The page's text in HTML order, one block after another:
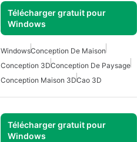
Télécharger gratuit pour
Windows
WindowsConception De Maison
Conception 3DConception De Paysage
Conception Maison 3DCao 3D
Télécharger gratuit pour
Windows